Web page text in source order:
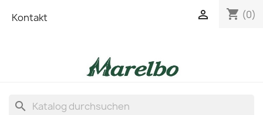
Kontakt shopping_cart (0)

search